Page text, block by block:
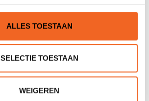
ALLES TOESTAAN
SELECTIE TOESTAAN
WEIGEREN